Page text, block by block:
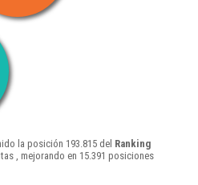
la posición 193.815 del Ranking
, mejorando en 15.391 posiciones